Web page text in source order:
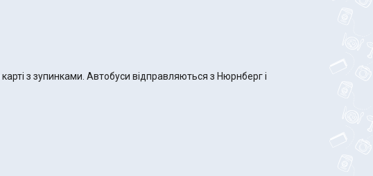
з зупинками. Автобуси відправляються з Нюрнберг і